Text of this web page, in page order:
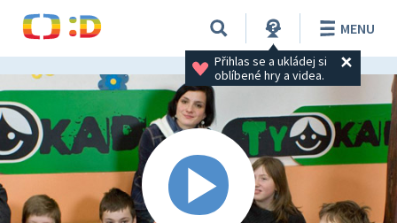
Přihlas se a ukládej si
oblíbené hry a videa.
MENU